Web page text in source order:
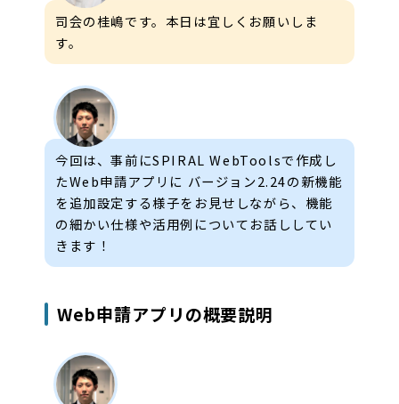
司会の桂嶋です。本日は宜しくお願いしま
す。
今回は、事前にSPIRAL WebToolsで作成し
たWeb申請アプリに バージョン2.24の新機能
を追加設定する様子をお見せしながら、機能
の細かい仕様や活用例についてお話ししてい
きます！
Web申請アプリの概要説明